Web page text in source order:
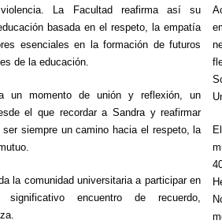
La Facultad reafirma así su
basada en el respeto, la empatía
esenciales en la formación de futuros
de la educación.
un momento de unión y reflexión, un
el que recordar a Sandra y reafirmar
ser siempre un camino hacia el respeto, la
la comunidad universitaria a participar en
encuentro de recuerdo,